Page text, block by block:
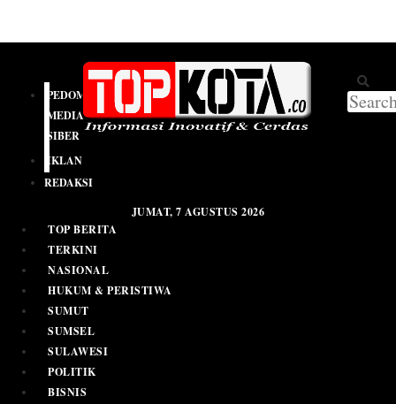
PEDOMAN
MEDIA
SIBER
IKLAN
REDAKSI
JUMAT, 7 AGUSTUS 2026
TOP BERITA
TERKINI
NASIONAL
HUKUM & PERISTIWA
SUMUT
SUMSEL
SULAWESI
POLITIK
BISNIS